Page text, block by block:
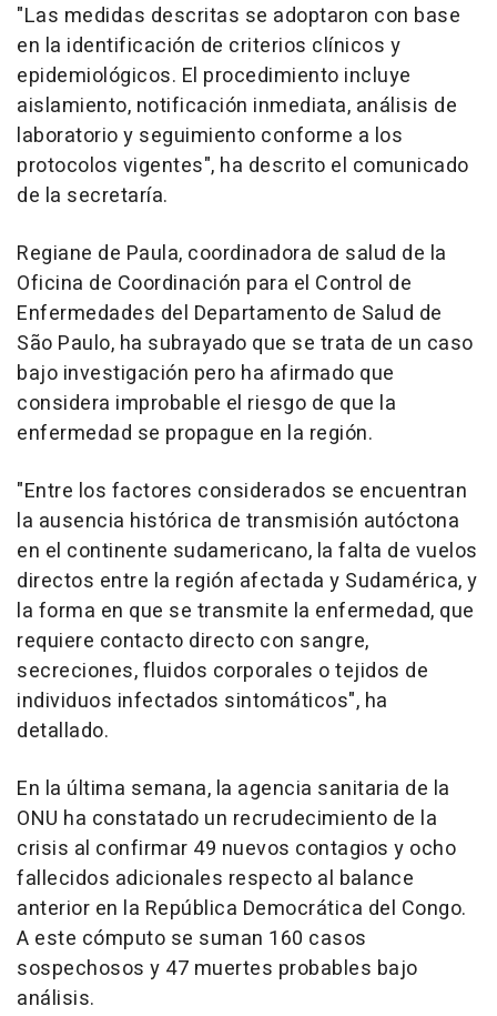
"Las medidas descritas se adoptaron con base
en la identificación de criterios clínicos y
epidemiológicos. El procedimiento incluye
aislamiento, notificación inmediata, análisis de
laboratorio y seguimiento conforme a los
protocolos vigentes", ha descrito el comunicado
de la secretaría.
Regiane de Paula, coordinadora de salud de la
Oficina de Coordinación para el Control de
Enfermedades del Departamento de Salud de
São Paulo, ha subrayado que se trata de un caso
bajo investigación pero ha afirmado que
considera improbable el riesgo de que la
enfermedad se propague en la región.
"Entre los factores considerados se encuentran
la ausencia histórica de transmisión autóctona
en el continente sudamericano, la falta de vuelos
directos entre la región afectada y Sudamérica, y
la forma en que se transmite la enfermedad, que
requiere contacto directo con sangre,
secreciones, fluidos corporales o tejidos de
individuos infectados sintomáticos", ha
detallado.
En la última semana, la agencia sanitaria de la
ONU ha constatado un recrudecimiento de la
crisis al confirmar 49 nuevos contagios y ocho
fallecidos adicionales respecto al balance
anterior en la República Democrática del Congo.
A este cómputo se suman 160 casos
sospechosos y 47 muertes probables bajo
análisis.